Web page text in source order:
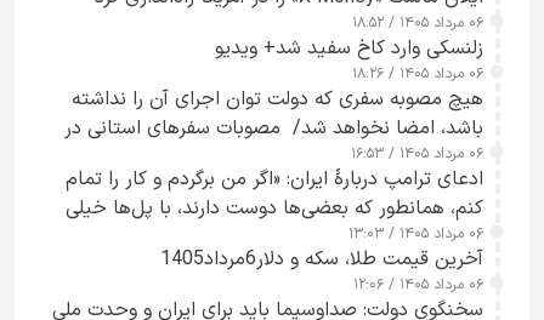
۰۶ مرداد ۱۴۰۵ / ۱۸:۵۲
زلنسکی وارد کاخ سفید شد+ ویدیو
۰۶ مرداد ۱۴۰۵ / ۱۸:۲۶
هیچ مصوبه سفری که دولت توان اجرای آن را نداشته
باشد، امضا نخواهد شد/ مصوبات سفرهای استانی در
چارچوب قانون بودجه است+ عکس
۰۶ مرداد ۱۴۰۵ / ۱۶:۵۳
ادعای ترامپ دربارهٔ ایران: «اگر من برگردم و کار را تمام
کنم، همانطور که بعضی‌ها دوست دارند، با پل‌ها خیلی
راحت می‌توانم بیشتر پل‌هایشان را در کمتر از یک
ساعت از بین ببرم+ ویدیو
۰۶ مرداد ۱۴۰۵ / ۱۳:۰۳
آخرین قیمت طلا، سکه و دلار6مرداد1405
۰۶ مرداد ۱۴۰۵ / ۱۲:۰۶
سخنگوی دولت: صداوسیما باید برای ایران و وحدت ملی